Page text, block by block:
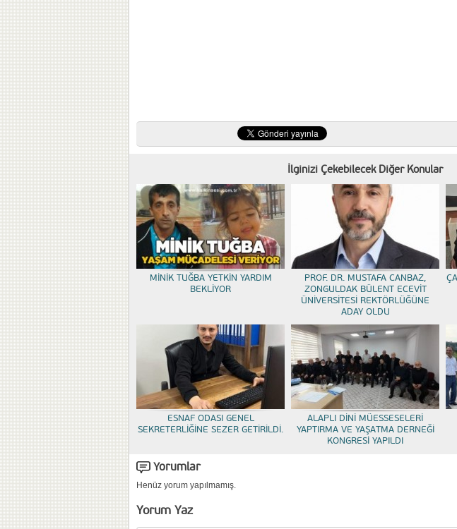
İlginizi Çekebilecek Diğer Konular
MİNİK TUĞBA YETKİN YARDIM
BEKLİYOR
PROF. DR. MUSTAFA CANBAZ,
ZONGULDAK BÜLENT ECEVİT
ÜNİVERSİTESİ REKTÖRLÜĞÜNE
ADAY OLDU
ESNAF ODASI GENEL
SEKRETERLİĞİNE SEZER GETİRİLDİ.
ALAPLI DİNİ MÜESSESELERİ
YAPTIRMA VE YAŞATMA DERNEĞİ
KONGRESİ YAPILDI
Yorumlar
Henüz yorum yapılmamış.
Yorum Yaz